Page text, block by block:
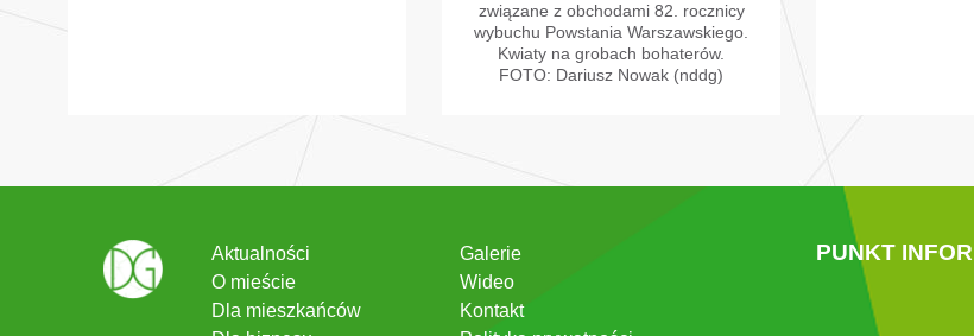
związane z obchodami 82. rocznicy
wybuchu Powstania Warszawskiego.
Kwiaty na grobach bohaterów.
FOTO: Dariusz Nowak (nddg)
Aktualności
O mieście
Dla mieszkańców
Galerie
Wideo
Kontakt
PUNKT